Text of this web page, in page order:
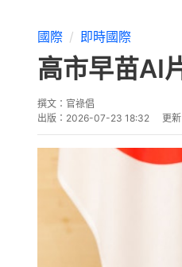
國際 即時國際
高市早苗AI
撰文： 官祿倡
出版： 2026-07-23 18:32 更新